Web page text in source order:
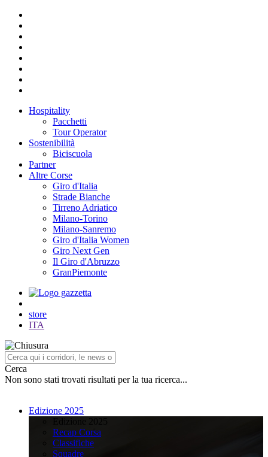
Hospitality
Pacchetti
Tour Operator
Sostenibilità
Biciscuola
Partner
Altre Corse
Giro d'Italia
Strade Bianche
Tirreno Adriatico
Milano-Torino
Milano-Sanremo
Giro d'Italia Women
Giro Next Gen
Il Giro d'Abruzzo
GranPiemonte
store
ITA
Cerca
Non sono stati trovati risultati per la tua ricerca...
Edizione 2025
Recap Corsa
Classifiche
Squadre